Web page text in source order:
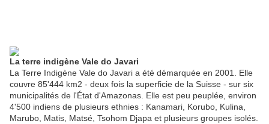
La terre indigène Vale do Javari
La Terre Indigène Vale do Javari a été démarquée en 2001. Elle
couvre 85'444 km2 - deux fois la superficie de la Suisse - sur six
municipalités de l'État d'Amazonas. Elle est peu peuplée, environ
4'500 indiens de plusieurs ethnies : Kanamari, Korubo, Kulina,
Marubo, Matis, Matsé, Tsohom Djapa et plusieurs groupes isolés.